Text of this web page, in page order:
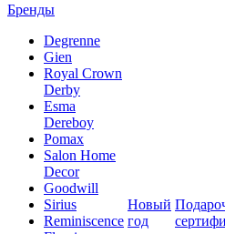
Бренды
Degrenne
Gien
Royal Crown
Derby
Esma
Dereboy
Pomax
Salon Home
Decor
Goodwill
Sirius
Reminiscence
Новый
год